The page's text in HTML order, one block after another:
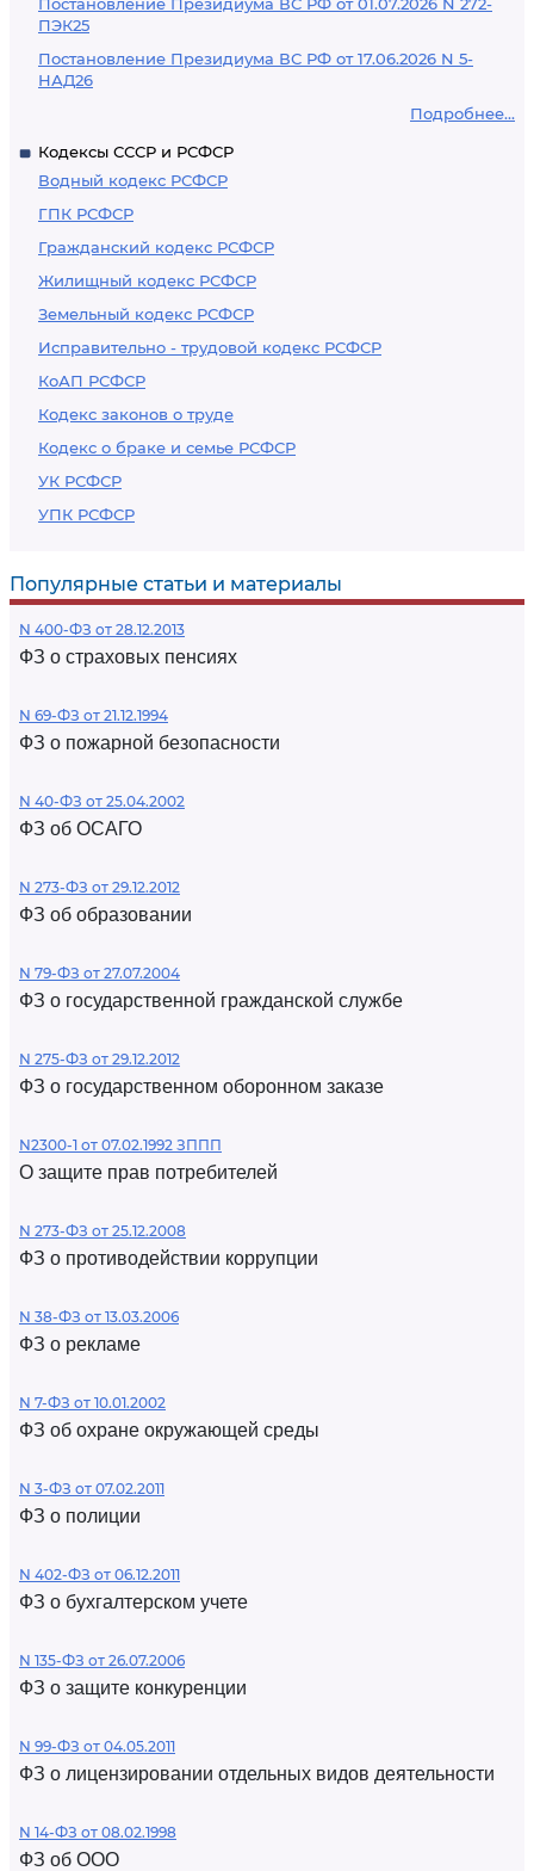
ПЭК25
Постановление Президиума ВС РФ от 17.06.2026 N 5-
НАД26
Подробнее...
Кодексы СССР и РСФСР
Водный кодекс РСФСР
ГПК РСФСР
Гражданский кодекс РСФСР
Жилищный кодекс РСФСР
Земельный кодекс РСФСР
Исправительно - трудовой кодекс РСФСР
КоАП РСФСР
Кодекс законов о труде
Кодекс о браке и семье РСФСР
УК РСФСР
УПК РСФСР
Популярные статьи и материалы
N 400-ФЗ от 28.12.2013
ФЗ о страховых пенсиях
N 69-ФЗ от 21.12.1994
ФЗ о пожарной безопасности
N 40-ФЗ от 25.04.2002
ФЗ об ОСАГО
N 273-ФЗ от 29.12.2012
ФЗ об образовании
N 79-ФЗ от 27.07.2004
ФЗ о государственной гражданской службе
N 275-ФЗ от 29.12.2012
ФЗ о государственном оборонном заказе
N2300-1 от 07.02.1992 ЗППП
О защите прав потребителей
N 273-ФЗ от 25.12.2008
ФЗ о противодействии коррупции
N 38-ФЗ от 13.03.2006
ФЗ о рекламе
N 7-ФЗ от 10.01.2002
ФЗ об охране окружающей среды
N 3-ФЗ от 07.02.2011
ФЗ о полиции
N 402-ФЗ от 06.12.2011
ФЗ о бухгалтерском учете
N 135-ФЗ от 26.07.2006
ФЗ о защите конкуренции
N 99-ФЗ от 04.05.2011
ФЗ о лицензировании отдельных видов деятельности
N 14-ФЗ от 08.02.1998
ФЗ об ООО